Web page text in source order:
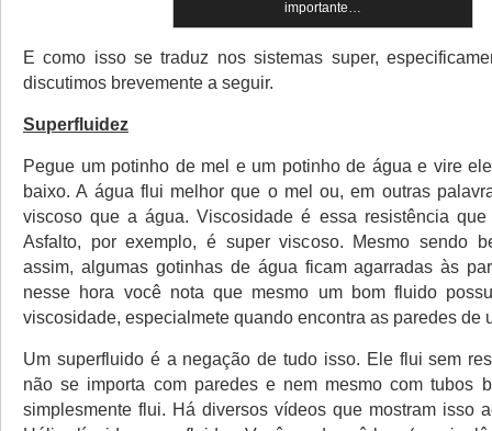
importante…
E como isso se traduz nos sistemas super,
discutimos brevemente a seguir.
Superfluidez
Pegue um potinho de mel e um potinho de água e vire
baixo. A água flui melhor que o mel ou, em outras
viscoso que a água. Viscosidade é essa resistência
Asfalto, por exemplo, é super viscoso. Mesmo sendo
assim, algumas gotinhas de água ficam agarradas às
nesse hora você nota que mesmo um bom fluido
viscosidade, especialmete quando encontra as paredes de
Um superfluido é a negação de tudo isso. Ele flui sem
não se importa com paredes e nem mesmo com tubos
simplesmente flui. Há diversos vídeos que mostram isso